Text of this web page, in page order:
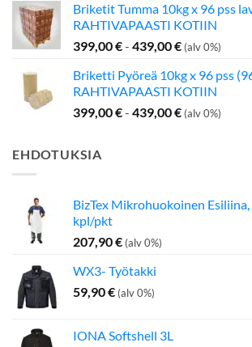
oli:
199,00 €.
on:
142,50 €.
Briketit Tumma 10kg x 96 pss
RAHTIVAPAASTI KOTIIN
399,00€- 439,00€ (alv 0%)
Briketti Pyöreä 10kg x 96 pss
RAHTIVAPAASTI KOTIIN
399,00€- 439,00€ (alv 0%)
EHDOTUKSIA
BizTex Mikrohuokoinen
kpl/pkt
207,90€ (alv 0%)
WX3- Työtakki
59,90€ (alv 0%)
IONA Softshell 3L